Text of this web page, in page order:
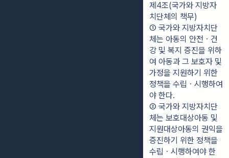
제4조(국가와 지방자
치단체의 책무)
① 국가와 지방자치단
체는 아동의 안전ㆍ건
강 및 복지 증진을 위하
여 아동과 그 보호자 및
가정을 지원하기 위한
정책을 수립ㆍ시행하여
야 한다.
② 국가와 지방자치단
체는 보호대상아동 및
지원대상아동의 권익을
증진하기 위한 정책을
수립ㆍ시행하여야 한